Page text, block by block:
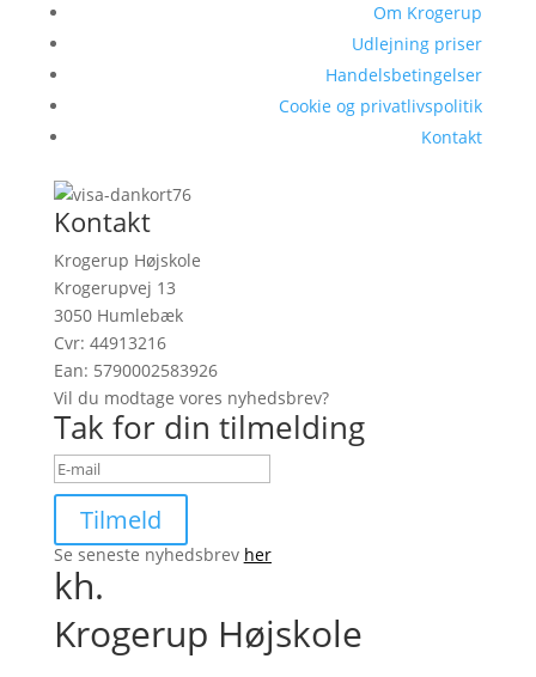
Om Krogerup
Udlejning priser
Handelsbetingelser
Cookie og privatlivspolitik
Kontakt
Kontakt
Krogerup Højskole
Krogerupvej 13
3050 Humlebæk
Cvr: 44913216
Ean: 5790002583926
Vil du modtage vores nyhedsbrev?
Tak for din tilmelding
Tilmeld
Se seneste nyhedsbrev her
kh.
Krogerup Højskole